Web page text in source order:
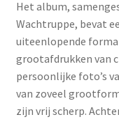
Het album,
Wachtruppe, bevat
uiteenlopende
grootafdrukken van
persoonlijke foto’s
van zoveel
zijn vrij scherp.